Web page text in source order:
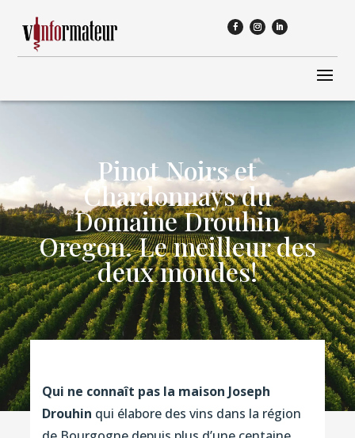
Pinot Noirs et
Chardonnays du
Domaine Drouhin
Oregon. Le meilleur des
deux mondes!
Qui ne connaît pas la maison Joseph
Drouhin qui élabore des vins dans la région